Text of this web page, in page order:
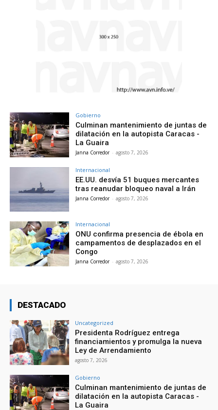
Gobierno
Culminan mantenimiento de juntas de
dilatación en la autopista Caracas -
La Guaira
Janna Corredor - agosto 7, 2026
Internacional
EE.UU. desvía 51 buques mercantes
tras reanudar bloqueo naval a Irán
Janna Corredor - agosto 7, 2026
Internacional
ONU confirma presencia de ébola en
campamentos de desplazados en el
Congo
Janna Corredor - agosto 7, 2026
DESTACADO
Uncategorized
Presidenta Rodríguez entrega
financiamientos y promulga la nueva
Ley de Arrendamiento
agosto 7, 2026
Gobierno
Culminan mantenimiento de juntas de
dilatación en la autopista Caracas -
La Guaira